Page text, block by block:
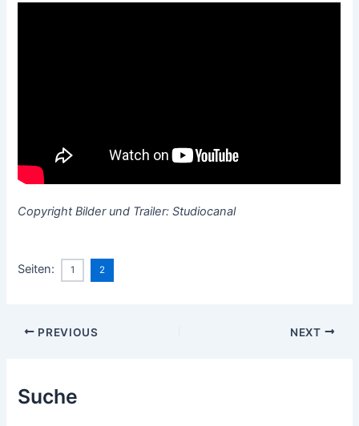
Suche
Copyright Bilder und Trailer: Studiocanal
Seiten: 1 2
Post
PREVIOUS NEXT